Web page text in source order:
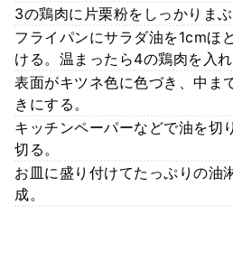
3の鶏肉に片栗粉をしっかりまぶ
フライパンにサラダ油を1cmほ
ける。温まったら4の鶏肉を入れ
表面がキツネ色に色づき、中ま
きにする。
キッチンペーパーなどで油を切
切る。
お皿に盛り付けてたっぷりの油
成。